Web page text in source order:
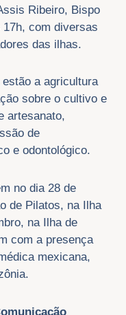
Ribeiro, Bispo
com diversas
das ilhas.
a agricultura
sobre o cultivo e
artesanato,
de
e odontológico.
no dia 28 de
de Pilatos, na Ilha
na Ilha de
com a presença
mexicana,